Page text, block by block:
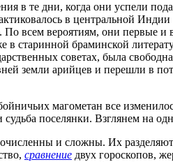
в те дни, когда они успели
в центральной
вероятиям, они первые и
в старинной браминской
советах, была
земли арийцев и перешли в
магометан все
поселянки. Взглянем на
и сложны. Их
сравнение двух гороскопов,